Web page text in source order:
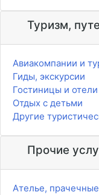
Туризм,
Авиакомпании и
Гиды, экскурсии
Гостиницы и отели
Отдых с детьми
Другие
Прочие
Ателье,